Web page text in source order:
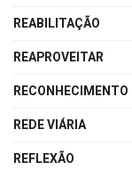
REABILITAÇÃO
REAPROVEITAR
RECONHECIMENTO
REDE VIÁRIA
REFLEXÃO